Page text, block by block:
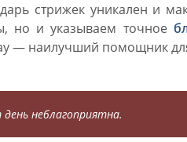
стрижек уникален и
но и указываем точное
— наилучший помощник
неблагоприятна.